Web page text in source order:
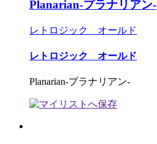
Planarian-プラナリアン-
レトロジック オールド
レトロジック オールド
Planarian-プラナリアン-